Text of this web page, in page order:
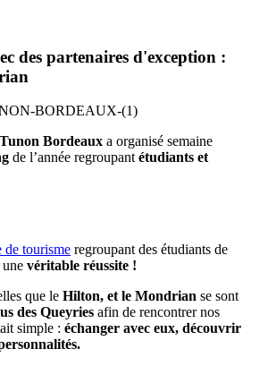
des partenaires d'exception :
Bordeaux a organisé semaine
de l’année regroupantétudiants et
de tourisme regroupant des étudiants de
une véritable réussite !
que le Hilton, et le Mondrian se sont
des Queyries afin de rencontrer nos
simple : échanger avec eux, découvrir